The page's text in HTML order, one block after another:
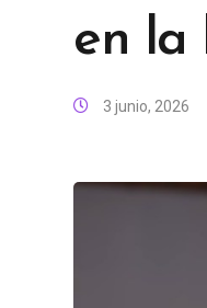
en la
3 junio, 2026